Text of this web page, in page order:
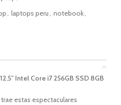
, laptops peru, notebook,
Intel Core i7 256GB SSD 8GB
estas espectaculares